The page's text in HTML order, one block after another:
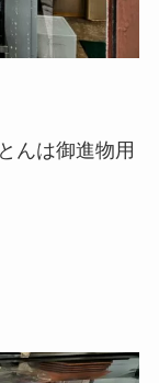
んは御進物用